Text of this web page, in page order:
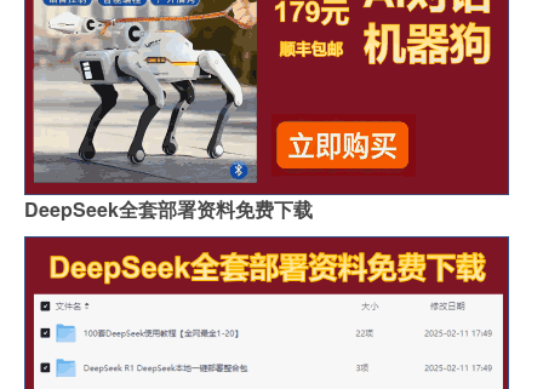
DeepSeek全套部署资料免费下载